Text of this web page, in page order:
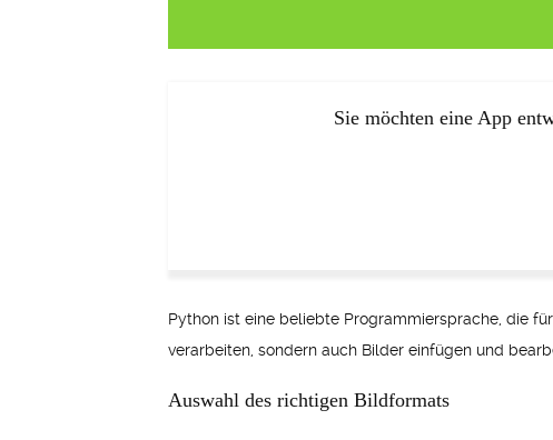
Sie möchten eine App
Python ist eine beliebte Programmiersprache, die
verarbeiten, sondern auch Bilder einfügen und
Auswahl des richtigen Bildformats